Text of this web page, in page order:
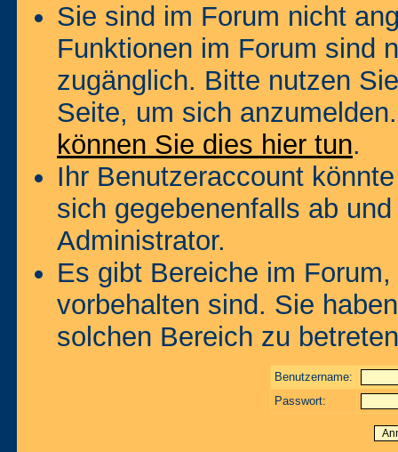
Sie sind im Forum nicht
Funktionen im Forum sind
zugänglich. Bitte nutzen
Seite, um sich
können Sie dies hier tun.
Ihr Benutzeraccount
sich gegebenenfalls ab
Administrator.
Es gibt Bereiche im
vorbehalten sind. Sie
solchen Bereich zu
Benutzername:
Passwort: